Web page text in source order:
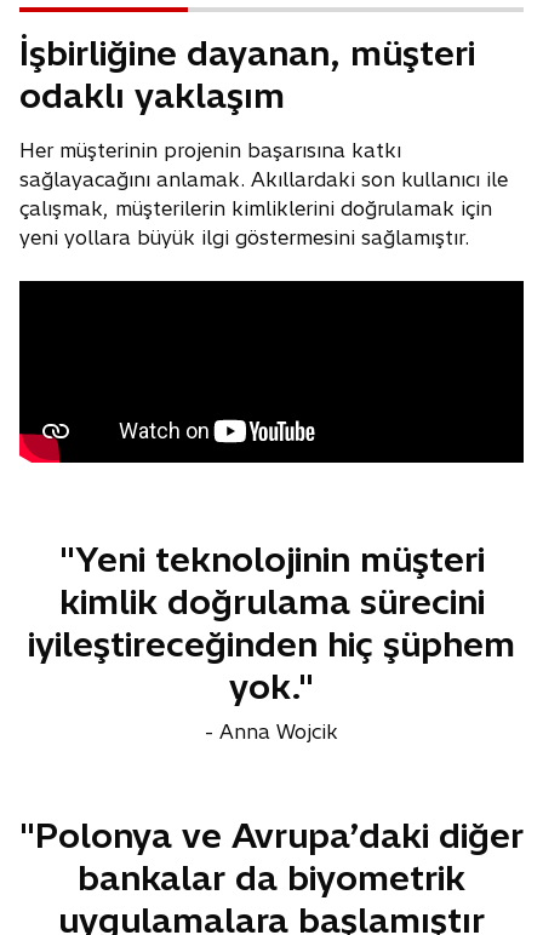
İşbirliğine dayanan, müşteri
odaklı yaklaşım
Her müşterinin projenin başarısına katkı
sağlayacağını anlamak. Akıllardaki son kullanıcı ile
çalışmak, müşterilerin kimliklerini doğrulamak için
yeni yollara büyük ilgi göstermesini sağlamıştır.
"Yeni teknolojinin müşteri
kimlik doğrulama sürecini
iyileştireceğinden hiç şüphem
yok."
- Anna Wojcik
"Polonya ve Avrupa’daki diğer
bankalar da biyometrik
uygulamalara başlamıştır